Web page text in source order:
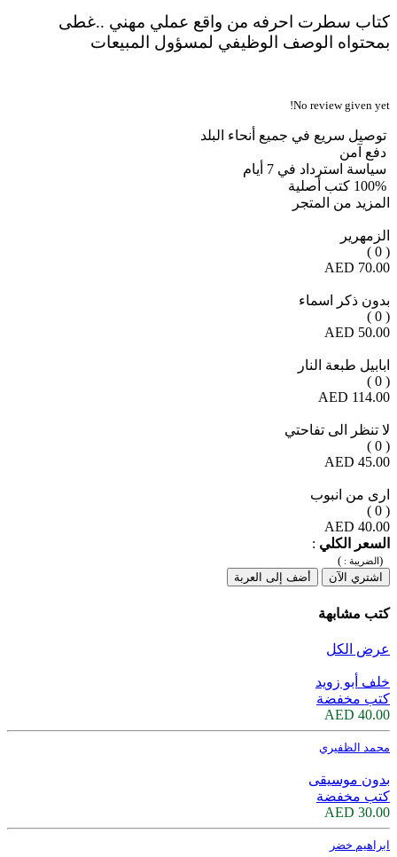
كتاب سطرت احرفه من واقع عملي مهني ..غطى
بمحتواه الوصف الوظيفي لمسؤول المبيعات
No review given yet!
توصيل سريع في جميع أنحاء البلد
دفع آمن
سياسة استرداد في 7 أيام
100% كتب أصلية
المزيد من المتجر
الزمهرير
( 0 )
70.00 AED
بدون ذكر اسماء
( 0 )
50.00 AED
ابابيل طبعة النار
( 0 )
114.00 AED
لا تنظر الى تفاحتي
( 0 )
45.00 AED
ارى من انبوب
( 0 )
40.00 AED
السعر الكلي :
(الضريبة : )
اشتري الآن
أضف إلى العربة
كتب مشابهة
عرض الكل
خلف أبو زويد
كتب مخفضة
40.00 AED
محمد الظفيري
بدون موسيقى
كتب مخفضة
30.00 AED
ابراهيم خضر